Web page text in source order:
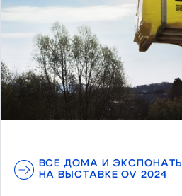
ВСЕ ДОМА И ЭКСПОНАТЫ
НА ВЫСТАВКЕ OV 2024